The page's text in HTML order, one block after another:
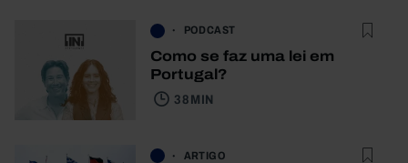
PODCAST
Como se faz uma lei em
Portugal?
38 MIN
ARTIGO